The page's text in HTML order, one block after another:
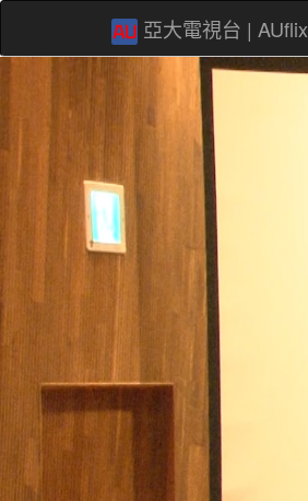
亞大電視台 | AUflix